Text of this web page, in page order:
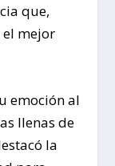
que,
mejor
emoción al
llenas de
la